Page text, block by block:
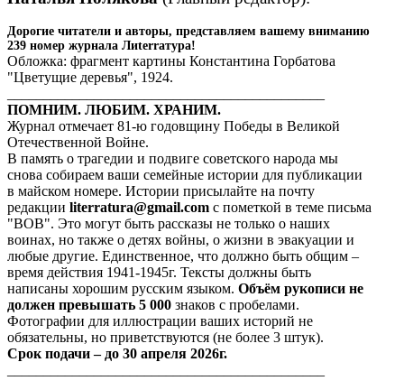
Дорогие читатели и авторы, представляем вашему вниманию
239 номер журнала Лиterraтура!
Обложка: фрагмент картины Константина Горбатова
"Цветущие деревья", 1924.
ПОМНИМ. ЛЮБИМ. ХРАНИМ.
Журнал отмечает 81-ю годовщину Победы в Великой
Отечественной Войне.
В память о трагедии и подвиге советского народа мы
снова собираем ваши семейные истории для публикации
в майском номере. Истории присылайте на почту
редакции literratura@gmail.com с пометкой в теме письма
"ВОВ". Это могут быть рассказы не только о наших
воинах, но также о детях войны, о жизни в эвакуации и
любые другие. Единственное, что должно быть общим –
время действия 1941-1945г. Тексты должны быть
написаны хорошим русским языком. Объём рукописи не
должен превышать 5 000 знаков с пробелами.
Фотографии для иллюстрации ваших историй не
обязательны, но приветствуются (не более 3 штук).
Срок подачи – до 30 апреля 2026г.